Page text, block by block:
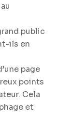
public
ils en
page
points
Cela
et